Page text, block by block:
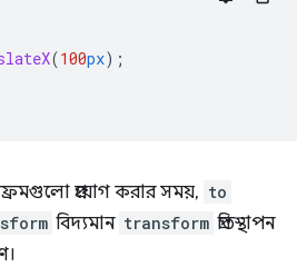
(100px);
প্রয়োগ করার সময়, to
বিদ্যমান transform প্রতিস্থাপন